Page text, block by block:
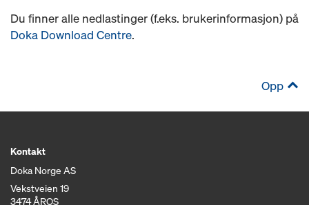
Du finner alle nedlastinger (f.eks. brukerinformasjon) på
Doka Download Centre.
Opp
Kontakt
Doka Norge AS
Vekstveien 19
3474 ÅROS